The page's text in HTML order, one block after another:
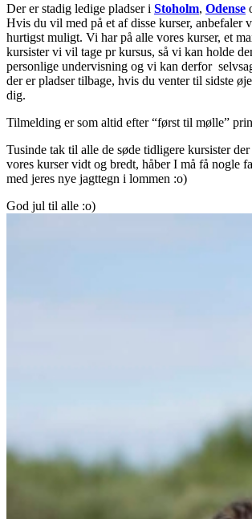
Der er stadig ledige pladser i Stoholm, Odense
Hvis du vil med på et af disse kurser, anbefaler
hurtigst muligt. Vi har på alle vores kurser, et
kursister vi vil tage pr kursus, så vi kan holde
personlige undervisning og vi kan derfor
der er pladser tilbage, hvis du venter til sidste
dig.
Tilmelding er som altid efter “først til mølle”
Tusinde tak til alle de søde tidligere kursister
vores kurser vidt og bredt, håber I må få nogle
med jeres nye jagttegn i lommen :o)
God jul til alle :o)